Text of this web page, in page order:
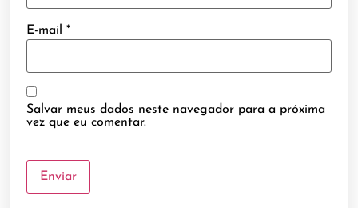
E-mail*
Salvar meus dados neste navegador para a próxima
vez que eu comentar.